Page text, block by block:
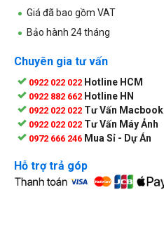
Giá đã bao gồm VAT
Bảo hành 24 tháng
Chuyên gia tư vấn
0922 022 022 Hotline HCM
0922 882 662 Hotline HN
0922 022 022 Tư Vấn Macbook
0922 022 022 Tư Vấn Máy Ảnh
0972 666 246 Mua Sỉ - Dự Án
Hỗ trợ trả góp